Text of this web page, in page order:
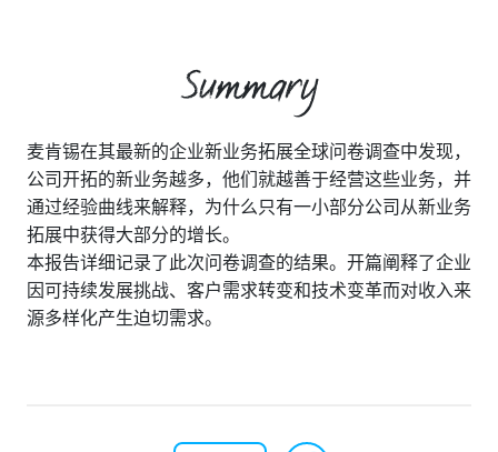
Summary
麦肯锡在其最新的企业新业务拓展全球问卷调查中发现，
公司开拓的新业务越多，他们就越善于经营这些业务，并
通过经验曲线来解释，为什么只有一小部分公司从新业务
拓展中获得大部分的增长。
本报告详细记录了此次问卷调查的结果。开篇阐释了企业
因可持续发展挑战、客户需求转变和技术变革而对收入来
源多样化产生迫切需求。